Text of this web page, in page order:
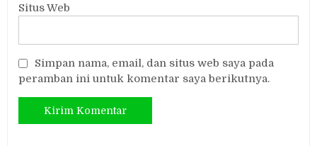
Situs Web
Simpan nama, email, dan situs web saya pada
peramban ini untuk komentar saya berikutnya.